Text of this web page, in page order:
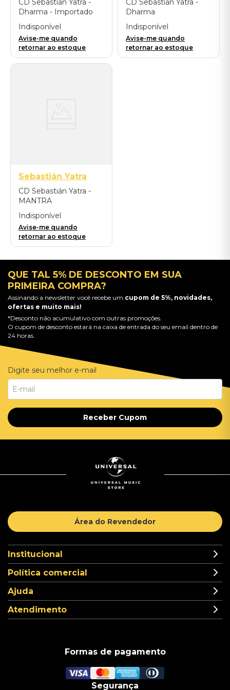
CD Sebastián Yatra -
Dharma - Importado
Indisponível
Avise-me quando
retornar ao estoque
CD Sebastián Yatra -
Dharma
Indisponível
Avise-me quando
retornar ao estoque
Sebastián Yatra
CD Sebastián Yatra -
MANTRA
Indisponível
Avise-me quando
retornar ao estoque
QUE TAL 5% DE DESCONTO EM SUA
PRIMEIRA COMPRA?
Assinando a newsletter você recebe um cupom de 5%, novidades,
ofertas e muito mais!
*Desconto não acumulativo com outras promoções.
O cupom de desconto estará na caixa de entrada do seu email dentro de
24 horas.
Digite seu melhor e-mail
Receber Cupom
Área do Revendedor
Institucional
Política comercial
Ajuda
Atendimento
Formas de pagamento
Segurança